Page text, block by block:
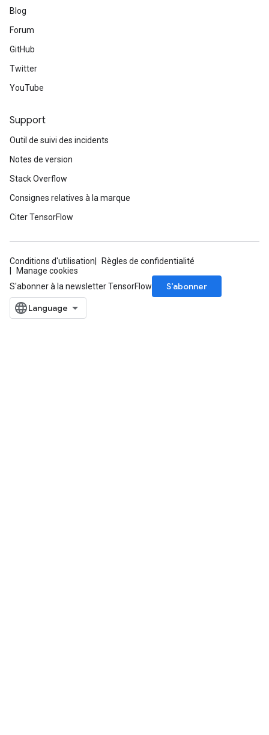
Blog
Forum
GitHub
Twitter
YouTube
Support
Outil de suivi des incidents
Notes de version
Stack Overflow
Consignes relatives à la marque
Citer TensorFlow
Conditions d'utilisation
Règles de confidentialité
Manage cookies
S'abonner à la newsletter TensorFlow
S’abonner